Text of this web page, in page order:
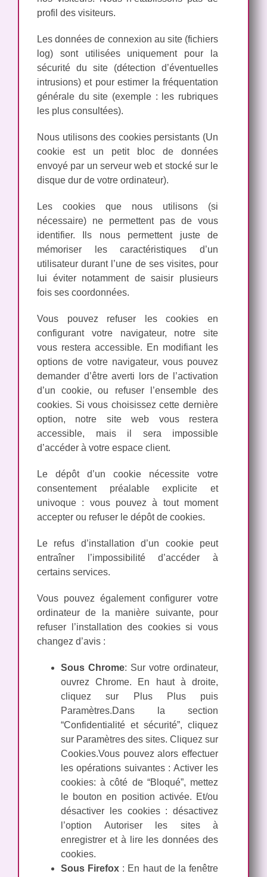
profil des visiteurs.
Les données de connexion au site (fichiers
log) sont utilisées uniquement pour la
sécurité du site (détection d’éventuelles
intrusions) et pour estimer la fréquentation
générale du site (exemple : les rubriques
les plus consultées).
Nous utilisons des cookies persistants (Un
cookie est un petit bloc de données
envoyé par un serveur web et stocké sur le
disque dur de votre ordinateur).
Les cookies que nous utilisons (si
nécessaire) ne permettent pas de vous
identifier. Ils nous permettent juste de
mémoriser les caractéristiques d’un
utilisateur durant l’une de ses visites, pour
lui éviter notamment de saisir plusieurs
fois ses coordonnées.
Vous pouvez refuser les cookies en
configurant votre navigateur, notre site
vous restera accessible. En modifiant les
options de votre navigateur, vous pouvez
demander d’être averti lors de l’activation
d’un cookie, ou refuser l’ensemble des
cookies. Si vous choisissez cette dernière
option, notre site web vous restera
accessible, mais il sera impossible
d’accéder à votre espace client.
Le dépôt d’un cookie nécessite votre
consentement préalable explicite et
univoque : vous pouvez à tout moment
accepter ou refuser le dépôt de cookies.
Le refus d’installation d’un cookie peut
entraîner l’impossibilité d’accéder à
certains services.
Vous pouvez également configurer votre
ordinateur de la manière suivante, pour
refuser l’installation des cookies si vous
changez d’avis :
Sous Chrome: Sur votre ordinateur,
ouvrez Chrome. En haut à droite,
cliquez sur Plus Plus puis
Paramètres.Dans la section
“Confidentialité et sécurité”, cliquez
sur Paramètres des sites. Cliquez sur
Cookies.Vous pouvez alors effectuer
les opérations suivantes : Activer les
cookies: à côté de “Bloqué”, mettez
le bouton en position activée. Et/ou
désactiver les cookies : désactivez
l’option Autoriser les sites à
enregistrer et à lire les données des
cookies.
Sous Firefox : En haut de la fenêtre